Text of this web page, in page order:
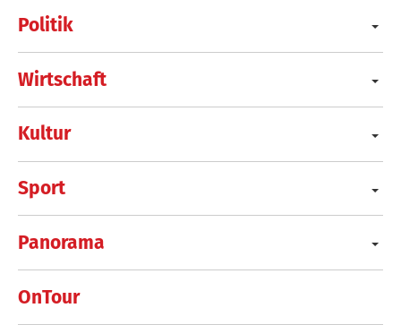
Politik
Wirtschaft
Kultur
Sport
Panorama
OnTour